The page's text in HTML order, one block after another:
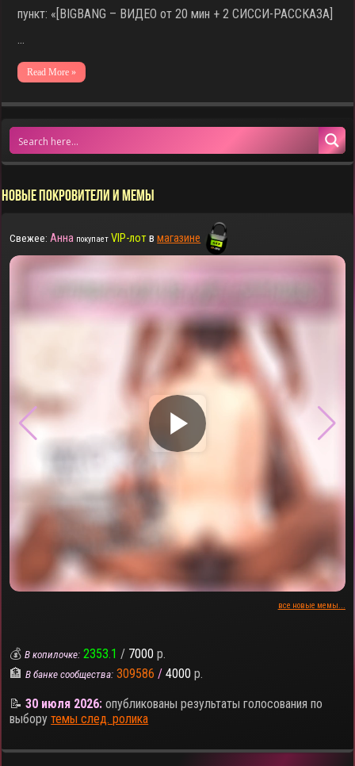
пункт: «[BIGBANG – ВИДЕО от 20 мин + 2 СИССИ-РАССКАЗА]
…
Read More »
НОВЫЕ ПОКРОВИТЕЛИ И МЕМЫ
Свежее: Анна покупает VIP-лотвмагазине
▶
все новые мемы...
💰В копилочке: 2353.1 / 7000 р.
🏦В банке сообщества: 309586 / 4000 р.
📝30 июля 2026: опубликованы результаты голосования по
выборутемы след. ролика